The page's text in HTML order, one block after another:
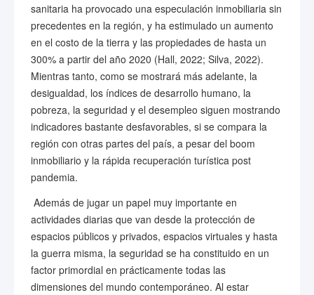
sanitaria ha provocado una especulación inmobiliaria sin
precedentes en la región, y ha estimulado un aumento
en el costo de la tierra y las propiedades de hasta un
300% a partir del año 2020 (Hall, 2022; Silva, 2022).
Mientras tanto, como se mostrará más adelante, la
desigualdad, los índices de desarrollo humano, la
pobreza, la seguridad y el desempleo siguen mostrando
indicadores bastante desfavorables, si se compara la
región con otras partes del país, a pesar del boom
inmobiliario y la rápida recuperación turística post
pandemia.
Además de jugar un papel muy importante en
actividades diarias que van desde la protección de
espacios públicos y privados, espacios virtuales y hasta
la guerra misma, la seguridad se ha constituido en un
factor primordial en prácticamente todas las
dimensiones del mundo contemporáneo. Al estar